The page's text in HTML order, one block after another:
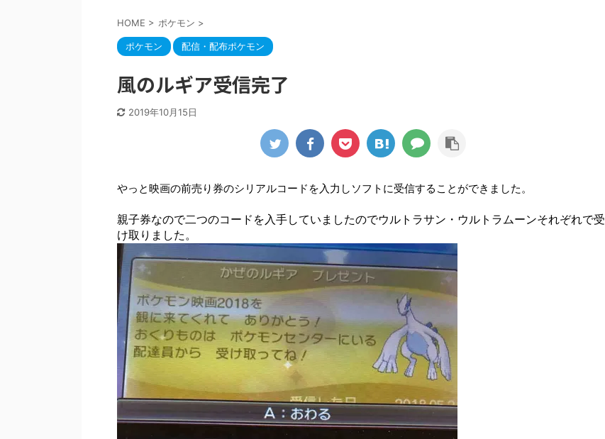
HOME > ポケモン >
ポケモン 配信・配布ポケモン
風のルギア受信完了
2019年10月15日
やっと映画の前売り券のシリアルコードを入力しソフトに受信することができました。
親子券なので二つのコードを入手していましたのでウルトラサン・ウルトラムーンそれぞれで受
け取りました。